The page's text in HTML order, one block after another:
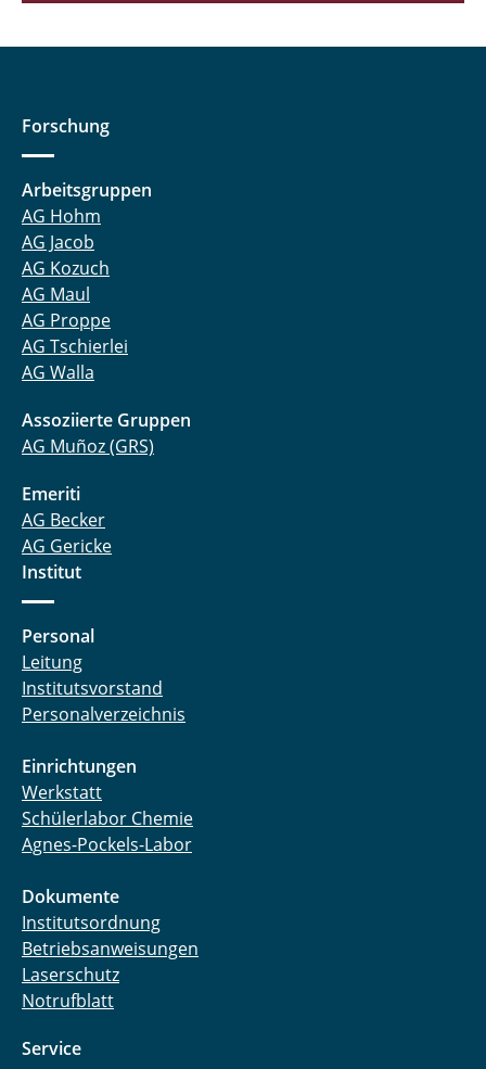
Forschung
Arbeitsgruppen
AG Hohm
AG Jacob
AG Kozuch
AG Maul
AG Proppe
AG Tschierlei
AG Walla
Assoziierte Gruppen
AG Muñoz (GRS)
Emeriti
AG Becker
AG Gericke
Institut
Personal
Leitung
Institutsvorstand
Personalverzeichnis
Einrichtungen
Werkstatt
Schülerlabor Chemie
Agnes-Pockels-Labor
Dokumente
Institutsordnung
Betriebsanweisungen
Laserschutz
Notrufblatt
Service